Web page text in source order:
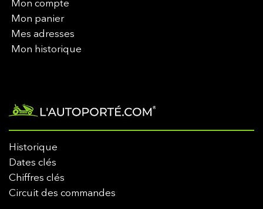
Mon compte
Mon panier
Mes adresses
Mon historique
Historique
Dates clés
Chiffres clés
Circuit des commandes